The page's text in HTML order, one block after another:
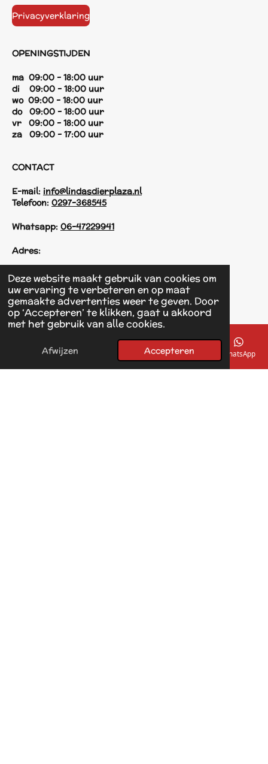
Deze website maakt gebruik van cookies om
uw ervaring te verbeteren en op maat
gemaakte advertenties weer te geven. Door
op ‘Accepteren’ te klikken, gaat u akkoord
met het gebruik van alle cookies.
Afwijzen Accepteren
Privacyverklaring
OPENINGSTIJDEN
ma 09:00 - 18:00 uur
di 09:00 - 18:00 uur
wo 09:00 - 18:00 uur
do 09:00 - 18:00 uur
vr 09:00 - 18:00 uur
za 09:00 - 17:00 uur
CONTACT
E-mail: info@lindasdierplaza.nl
Telefoon: 0297-368545
Whatsapp: 06-47229941
Adres:
Einsteinstraat 125
1433 KH Kudelstaart
F
a
o
© 2017 - 2026 Linda's Dierplaza
E-mailadres Telefoonnummer Kaart Facebook WhatsApp